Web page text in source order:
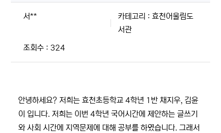
서**
카테고리 : 효천어울림도
서관
조회수 : 324
안녕하세요? 저희는 효천초등학교 4학년 1반 채지우, 김윤
이 입니다. 저희는 이번 4학년 국어시간에 제안하는 글쓰기
와 사회 시간에 지역문제에 대해 공부를 하였습니다. 그래서